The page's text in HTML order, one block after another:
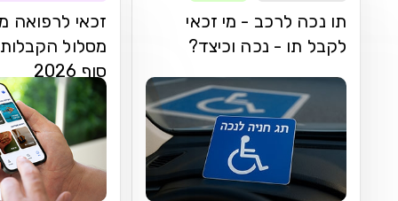
תו נכה לרכב - מי זכאי
לקבל תו - נכה וכיצד?
זכאי לרפואה
מסלול
סוף 2026